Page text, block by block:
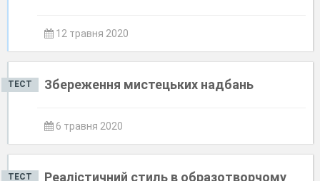
12 травня 2020
ТЕСТ Збереження мистецьких надбань
6 травня 2020
ТЕСТ
Реалістичний стиль в образотворчому